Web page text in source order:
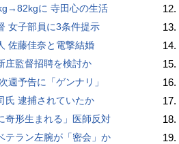
に 寺田心の生活
女子部員に3条件提示
佐藤佳奈と電撃結婚
庄監督招聘を検討か
週予告に「ゲンナリ」
氏 逮捕されていたか
奇形生まれる」医師反対
テラン左腕が「密会」か
12.
13.
14.
15.
16.
17.
18.
19.